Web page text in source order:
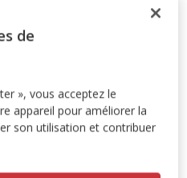
avec votre Carte
aux autres promotions en
au panier
de
», vous acceptez le
appareil pour améliorer la
son utilisation et contribuer